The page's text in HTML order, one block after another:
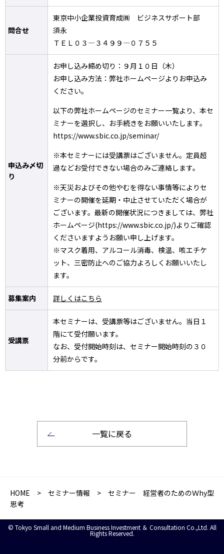
問合せ
東京中小企業投資育成㈱ ビジネスサポート部
須永
ＴＥＬ０３―３４９９―０７５５
申込み〆切
り
お申し込み締め切り：９月１０日（木）
お申し込み方法：弊社ホームページよりお申込み
ください。
以下の弊社ホームページのセミナー一覧より、本セ
ミナーを選択し、お手続きをお願いいたします。
https://www.sbic.co.jp/seminar/
※本セミナーには受講票はございません。定員超
過などお受付できない場合のみご連絡します。
※天災およびその他やむを得ない事情等によりセ
ミナーの開催を延期・中止させていただく場合が
ございます。最新の開催状況につきましては、弊社
ホームページ(https://www.sbic.co.jp/)よりご確認
くださいますようお願い申し上げます。
※マスク着用、アルコール消毒、検温、咳エチケ
ット、三密防止へのご協力よろしくお願いいたし
ます。
募集案内 詳しくはこちら
受講票
本セミナーは、受講票等はございません。当日１
階にて受付願います。
なお、受付開始時刻は、セミナー開始時刻の３０
分前からです。
一覧に戻る
HOME > セミナー情報 > セミナー 経営者のためのＷhy型
思考
© Tokyo Small and Medium Business Investment ＆ Consultation Co.,Ltd. All
Rights Reserved.